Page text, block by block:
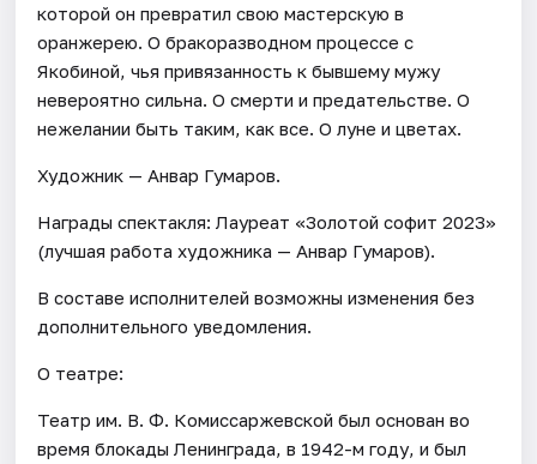
которой он превратил свою мастерскую в
оранжерею. О бракоразводном процессе с
Якобиной, чья привязанность к бывшему мужу
невероятно сильна. О смерти и предательстве. О
нежелании быть таким, как все. О луне и цветах.
Художник — Анвар Гумаров.
Награды спектакля: Лауреат «Золотой софит 2023»
(лучшая работа художника — Анвар Гумаров).
В составе исполнителей возможны изменения без
дополнительного уведомления.
О театре:
Театр им. В. Ф. Комиссаржевской был основан во
время блокады Ленинграда, в 1942-м году, и был